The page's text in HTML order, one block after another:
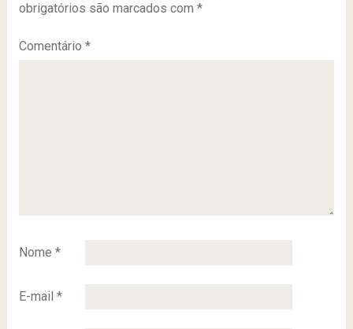
obrigatórios são marcados com *
Comentário *
Nome *
E-mail *